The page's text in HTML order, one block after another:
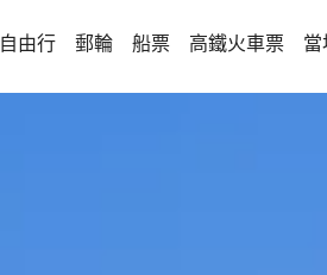
自由行 郵輪 船票 高鐵火車票 當